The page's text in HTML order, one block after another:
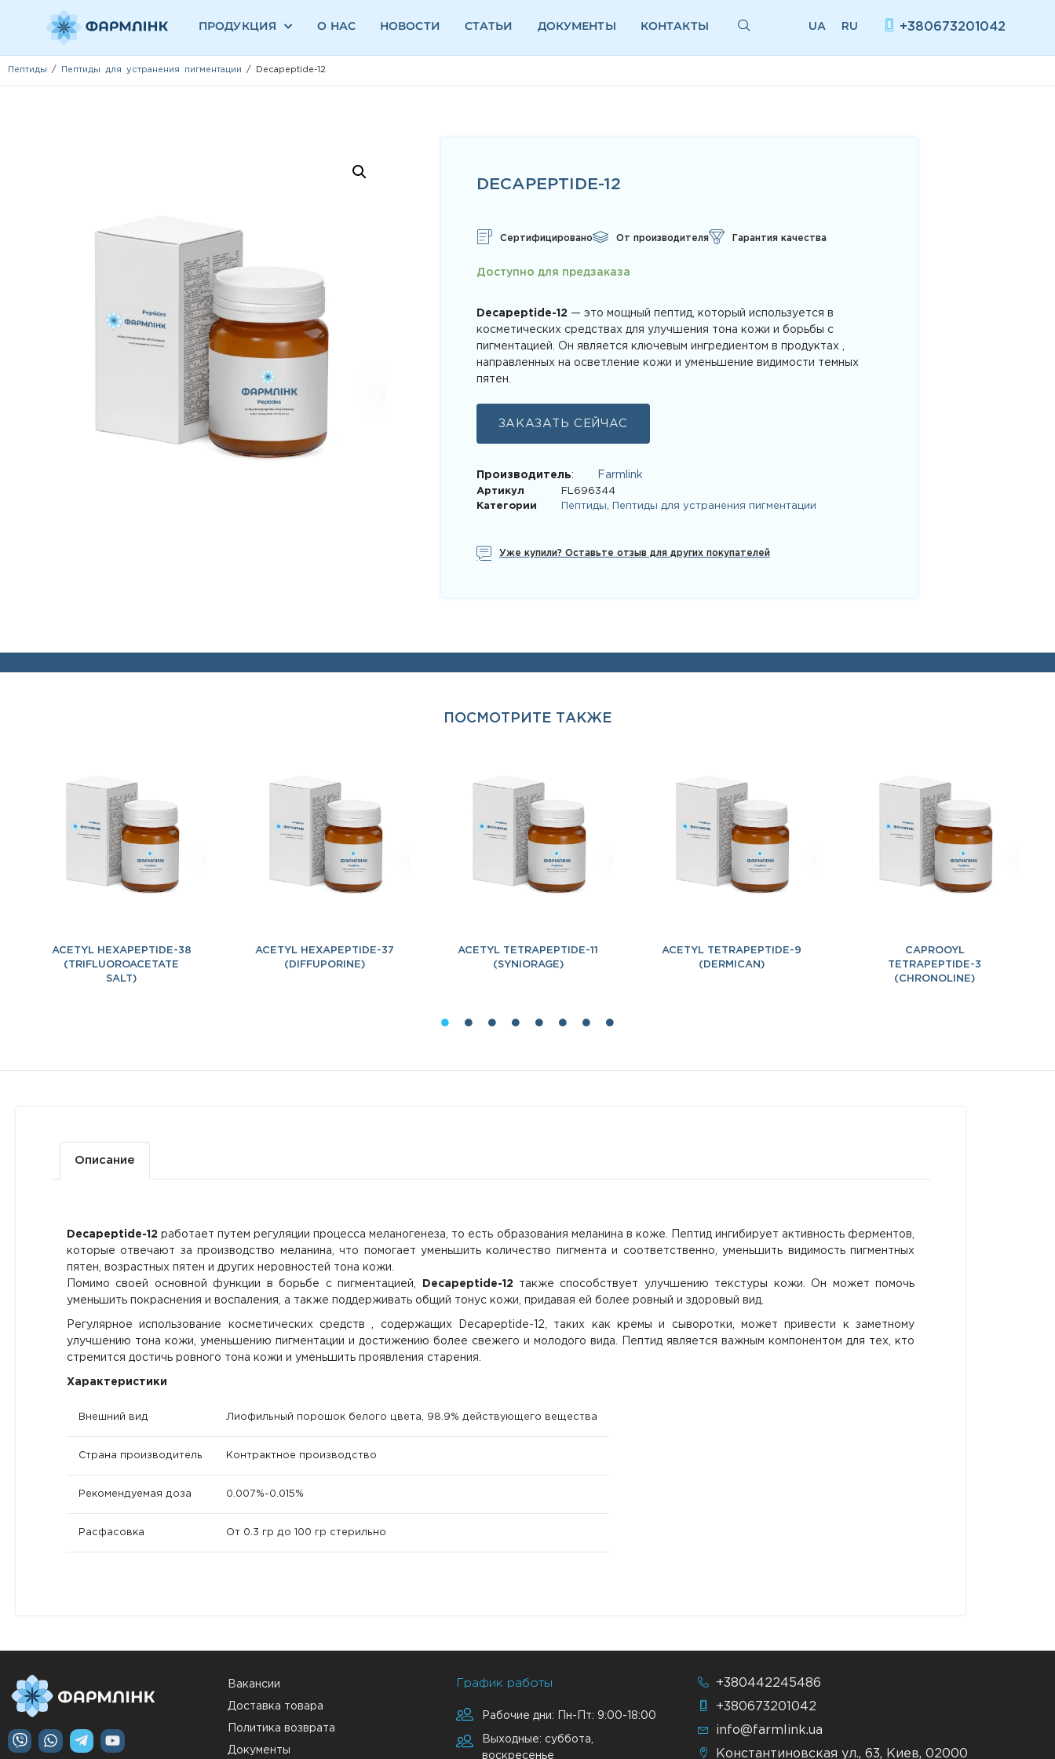
ПРОДУКЦИЯ О НАС НОВОСТИ СТАТЬИ ДОКУМЕНТЫ КОНТАКТЫ UA RU +380673201042
Пептиды / Пептиды для устранения пигментации / Decapeptide-12
DECAPEPTIDE-12
Сертифицировано От производителя Гарантия качества
Доступно для предзаказа
Decapeptide-12 — это мощный пептид, который используется в
косметических средствах для улучшения тона кожи и борьбы с
пигментацией. Он является ключевым ингредиентом в продуктах ,
направленных на осветление кожи и уменьшение видимости темных
пятен.
ЗАКАЗАТЬ СЕЙЧАС
Производитель: Farmlink
Артикул
FL696344
Категории
Пептиды Пептиды для устранения пигментации
Уже купили? Оставьте отзыв для других покупателей
ПОСМОТРИТЕ ТАКЖЕ
ACETYL HEXAPEPTIDE-38
(TRIFLUOROACETATE
SALT)
ACETYL HEXAPEPTIDE-37
(DIFFUPORINE)
ACETYL TETRAPEPTIDE-11
(SYNIORAGE)
ACETYL TETRAPEPTIDE-9
(DERMICAN)
CAPROOYL
TETRAPEPTIDE-3
(CHRONOLINE)
Описание
Decapeptide-12 работает путем регуляции процесса меланогенеза, то есть образования меланина в коже. Пептид ингибирует активность ферментов,
которые отвечают за производство меланина, что помогает уменьшить количество пигмента и соответственно, уменьшить видимость пигментных
пятен, возрастных пятен и других неровностей тона кожи.
Помимо своей основной функции в борьбе с пигментацией,
Decapeptide-12 также способствует улучшению текстуры кожи. Он может помочь
уменьшить покраснения и воспаления, а также поддерживать общий тонус кожи, придавая ей более ровный и здоровый вид.
Регулярное использование косметических средств , содержащих Decapeptide-12, таких как кремы и сыворотки, может привести к заметному
улучшению тона кожи, уменьшению пигментации и достижению более свежего и молодого вида. Пептид является важным компонентом для тех, кто
стремится достичь ровного тона кожи и уменьшить проявления старения.
Характеристики
Внешний вид Лиофильный порошок белого цвета, 98.9% действующего вещества
Страна производитель Контрактное производство
Рекомендуемая доза 0.007%-0.015%
Расфасовка От 0.3 гр до 100 гр стерильно
Вакансии
Доставка товара
Политика возврата
Документы
График работы
Рабочие дни: Пн-Пт: 9:00-18:00
Выходные: суббота,
воскресенье
+380442245486
+380673201042
info@farmlink.ua
Константиновская ул., 63, Киев, 02000